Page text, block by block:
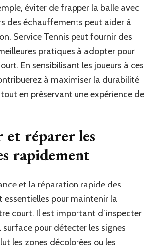
éviter de frapper la balle avec
des échauffements peut aider à
Service Tennis peut fournir des
pratiques à adopter pour
En sensibilisant les joueurs à ces
à maximiser la durabilité
en préservant une expérience de
et réparer les
rapidement
et la réparation rapide des
essentielles pour maintenir la
court. Il est important d’inspecter
surface pour détecter les signes
les zones décolorées ou les